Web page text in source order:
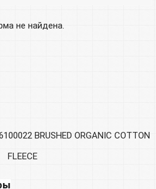
не найдена.
BRUSHED ORGANIC COTTON
FLEECE